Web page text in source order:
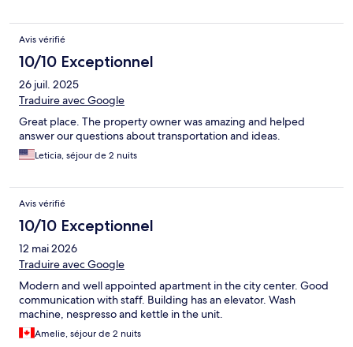
Avis vérifié
10/10 Exceptionnel
26 juil. 2025
Traduire avec Google
Great place. The property owner was amazing and helped
answer our questions about transportation and ideas.
Leticia, séjour de 2 nuits
Avis vérifié
10/10 Exceptionnel
12 mai 2026
Traduire avec Google
Modern and well appointed apartment in the city center. Good
communication with staff. Building has an elevator. Wash
machine, nespresso and kettle in the unit.
Amelie, séjour de 2 nuits